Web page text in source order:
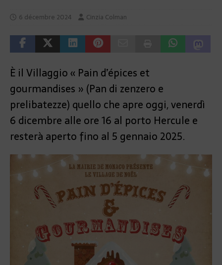
6 décembre 2024 Cinzia Colman
È il Villaggio « Pain d’épices et
gourmandises » (Pan di zenzero e
prelibatezze) quello che apre oggi, venerdì
6 dicembre alle ore 16 al porto Hercule e
resterà aperto fino al 5 gennaio 2025.